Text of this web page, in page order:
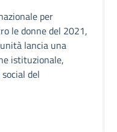
per
le donne del 2021,
lancia una
istituzionale,
del